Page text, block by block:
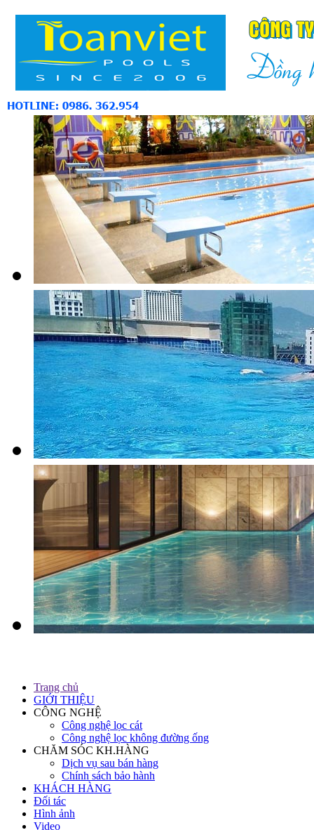
Trang chủ
GIỚI THIỆU
CÔNG NGHỆ
Công nghệ lọc cát
Công nghệ lọc không đường ống
CHĂM SÓC KH.HÀNG
Dịch vụ sau bán hàng
Chính sách bảo hành
KHÁCH HÀNG
Đối tác
Hình ảnh
Video